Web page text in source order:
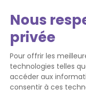
Services
Formations
Blogue
Contact